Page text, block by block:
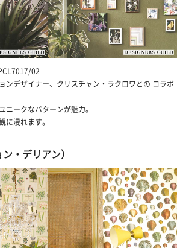
02
ンデザイナー、クリスチャン・ラクロワとの コラボ
ニークなパターンが魅力。
に浸れます。
・デリアン）